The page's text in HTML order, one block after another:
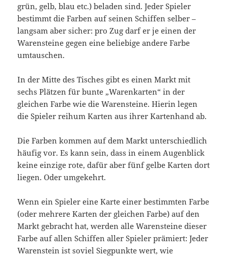
grün, gelb, blau etc.) beladen sind. Jeder Spieler
bestimmt die Farben auf seinen Schiffen selber –
langsam aber sicher: pro Zug darf er je einen der
Warensteine gegen eine beliebige andere Farbe
umtauschen.
In der Mitte des Tisches gibt es einen Markt mit
sechs Plätzen für bunte „Warenkarten“ in der
gleichen Farbe wie die Warensteine. Hierin legen
die Spieler reihum Karten aus ihrer Kartenhand ab.
Die Farben kommen auf dem Markt unterschiedlich
häufig vor. Es kann sein, dass in einem Augenblick
keine einzige rote, dafür aber fünf gelbe Karten dort
liegen. Oder umgekehrt.
Wenn ein Spieler eine Karte einer bestimmten Farbe
(oder mehrere Karten der gleichen Farbe) auf den
Markt gebracht hat, werden alle Warensteine dieser
Farbe auf allen Schiffen aller Spieler prämiert: Jeder
Warenstein ist soviel Siegpunkte wert, wie